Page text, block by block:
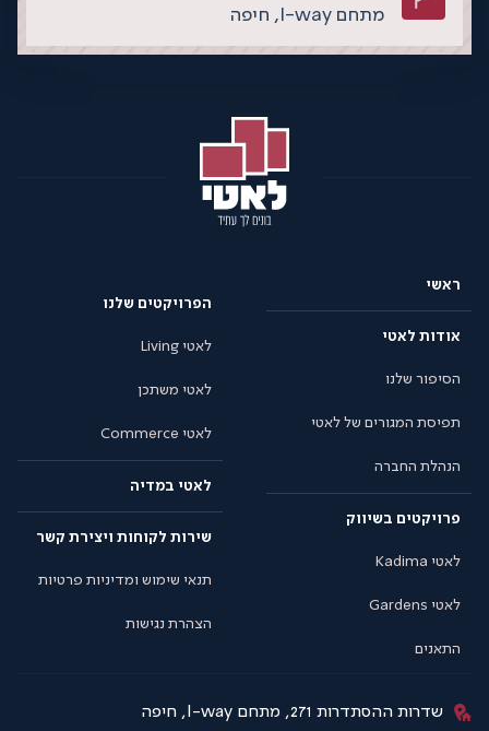
מתחם I-way,
חיפה
ראשי
אודות לאטי
הסיפור שלנו
תפיסת המגורים של לאטי
הנהלת החברה
פרויקטים בשיווק
לאטי Kadima
לאטי Gardens
התאנים
הפרויקטים שלנו
לאטי Living
לאטי משתכן
לאטי Commerce
לאטי במדיה
שירות לקוחות ויצירת קשר
תנאי שימוש ומדיניות פרטיות
הצהרת נגישות
שדרות ההסתדרות 271, מתחם I-way, חיפה